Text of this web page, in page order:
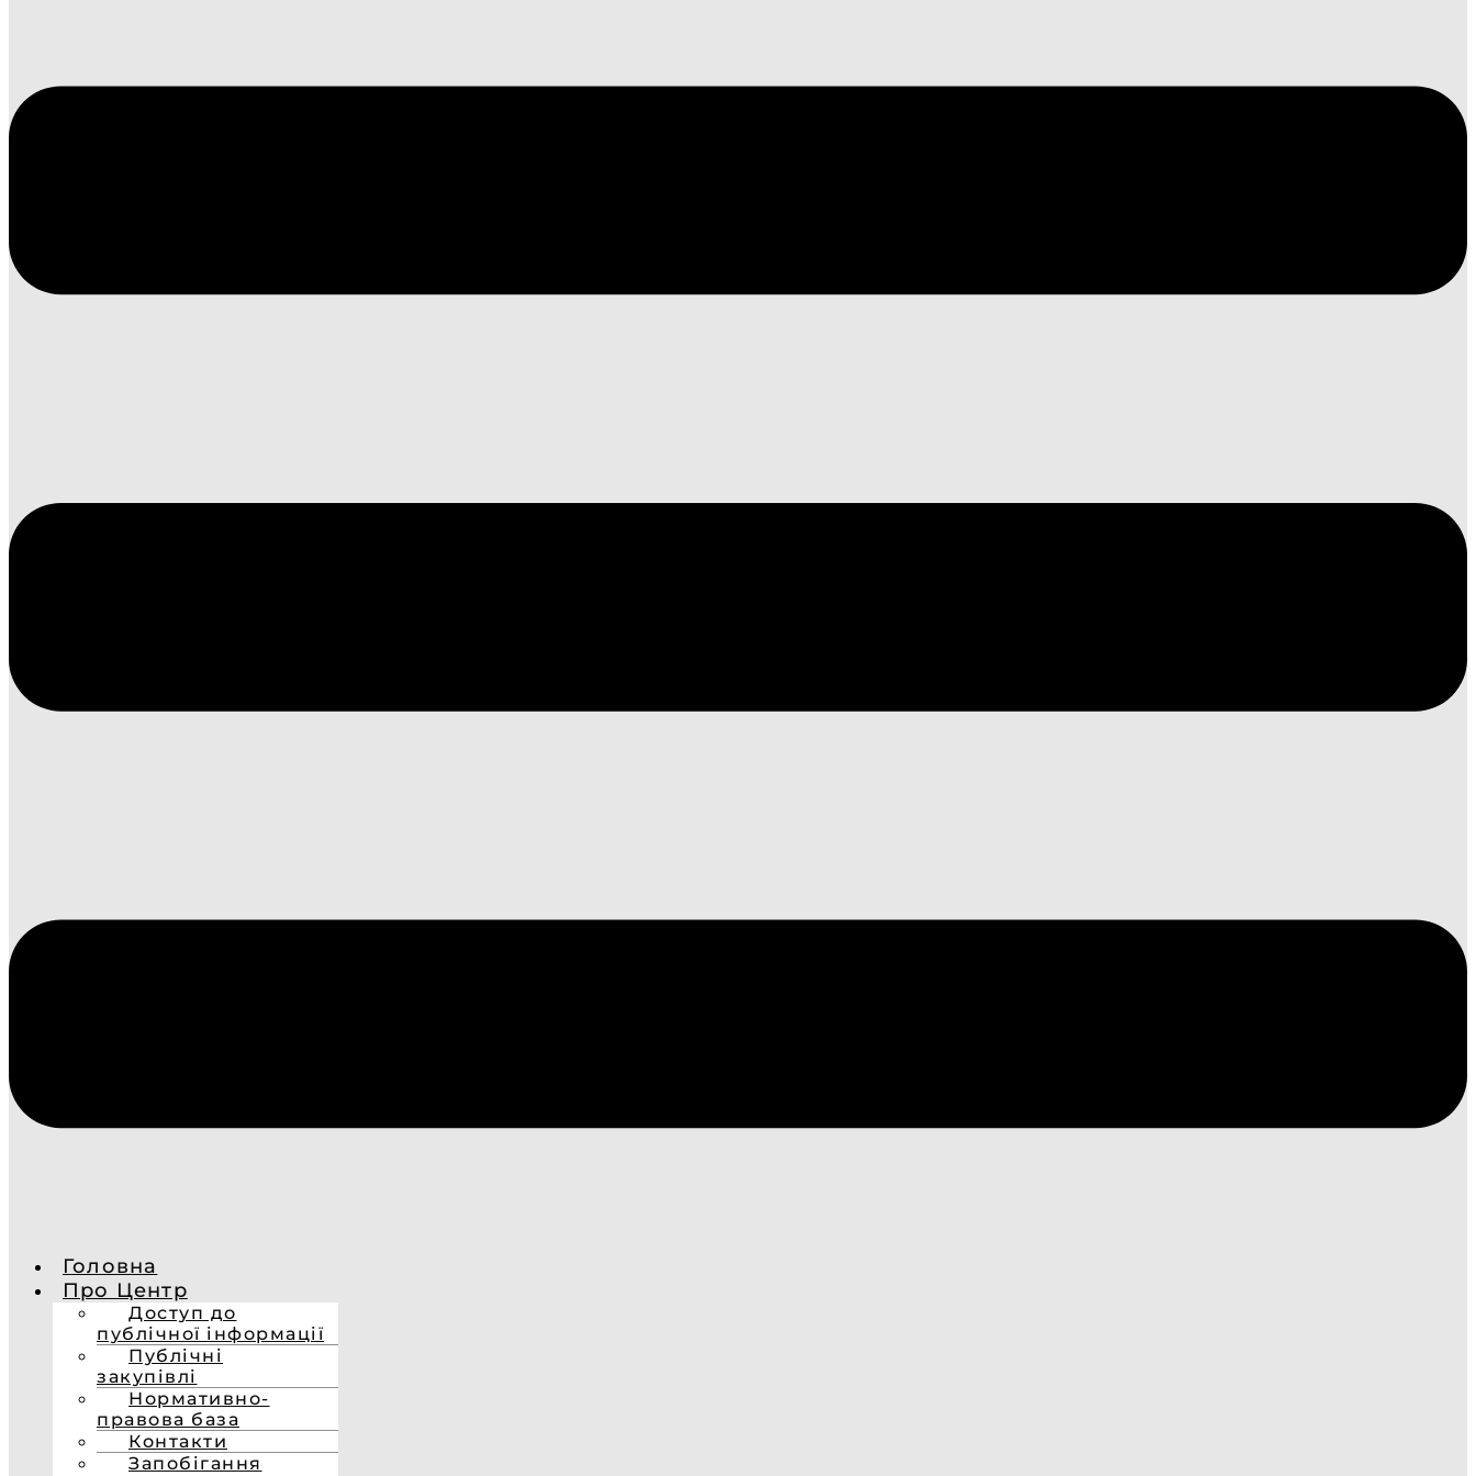
Головна
Про Центр
Доступ до
публічної інформації
Публічні
закупівлі
Нормативно-
правова база
Контакти
Запобігання